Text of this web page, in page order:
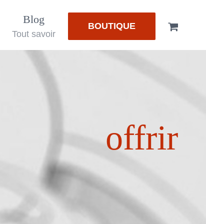
Blog
Tout savoir
BOUTIQUE
offrir